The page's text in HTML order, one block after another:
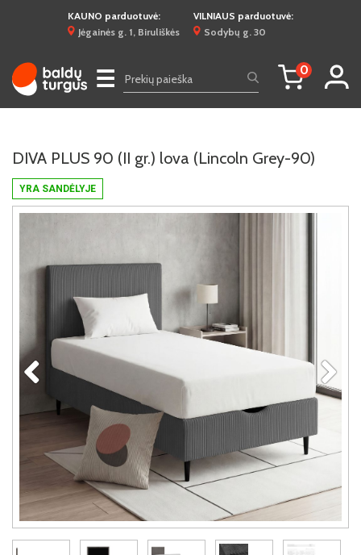
KAUNO parduotuvė:
Jėgainės g. 1, Biruliškės
VILNIAUS parduotuvė:
Sodybų g. 30
☰ 0
YRA SANDĖLYJE
DIVA PLUS 90 (II gr.) lova (Lincoln Grey-90)